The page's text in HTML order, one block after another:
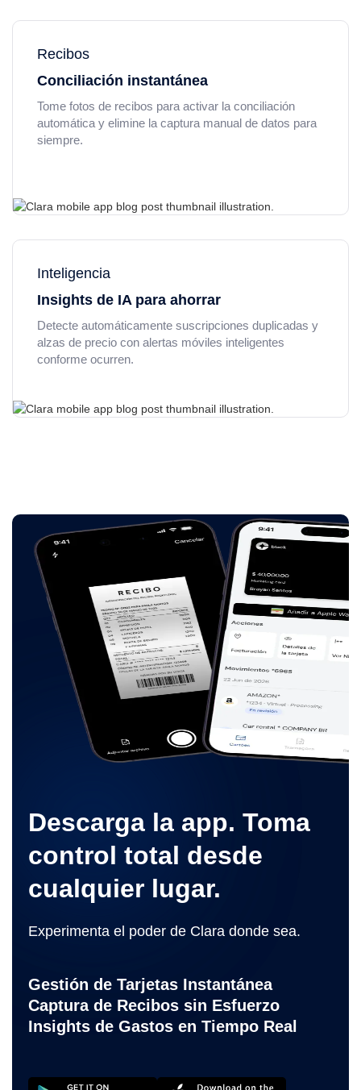
Recibos
Conciliación instantánea
Tome fotos de recibos para activar la conciliación
automática y elimine la captura manual de datos para
siempre.
Inteligencia
Insights de IA para ahorrar
Detecte automáticamente suscripciones duplicadas y
alzas de precio con alertas móviles inteligentes
conforme ocurren.
Descarga la app. Toma
control total desde
cualquier lugar.
Experimenta el poder de Clara donde sea.
Gestión de Tarjetas Instantánea
Captura de Recibos sin Esfuerzo
Insights de Gastos en Tiempo Real